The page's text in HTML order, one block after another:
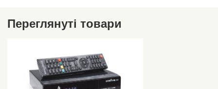
Переглянуті товари